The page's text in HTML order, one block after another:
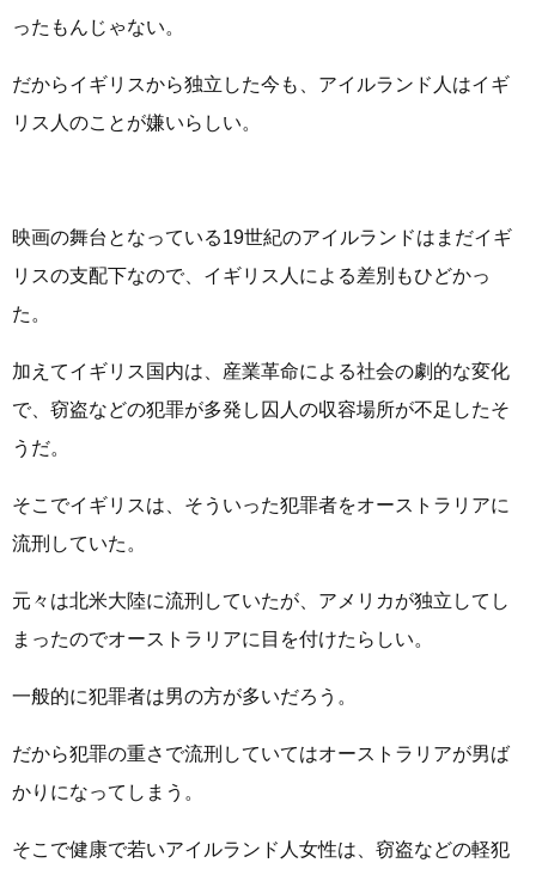
ったもんじゃない。
だからイギリスから独立した今も、アイルランド人はイギ
リス人のことが嫌いらしい。
映画の舞台となっている19世紀のアイルランドはまだイギ
リスの支配下なので、イギリス人による差別もひどかっ
た。
加えてイギリス国内は、産業革命による社会の劇的な変化
で、窃盗などの犯罪が多発し囚人の収容場所が不足したそ
うだ。
そこでイギリスは、そういった犯罪者をオーストラリアに
流刑していた。
元々は北米大陸に流刑していたが、アメリカが独立してし
まったのでオーストラリアに目を付けたらしい。
一般的に犯罪者は男の方が多いだろう。
だから犯罪の重さで流刑していてはオーストラリアが男ば
かりになってしまう。
そこで健康で若いアイルランド人女性は、窃盗などの軽犯